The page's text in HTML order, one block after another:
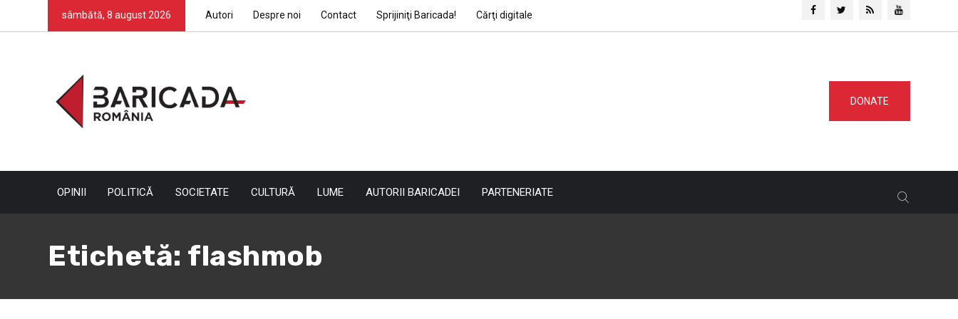
sâmbătă, 8 august 2026 Autori Despre noi Contact Sprijiniţi Baricada! Cărţi digitale
DONATE
OPINII POLITICĂ SOCIETATE CULTURĂ LUME AUTORII BARICADEI PARTENERIATE
Etichetă: flashmob